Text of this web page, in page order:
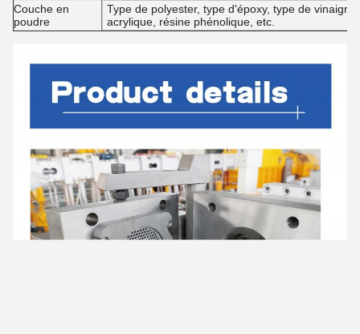
Couche en
poudre
Type de polyester, type d'époxy, type de
acrylique, résine phénolique, etc.